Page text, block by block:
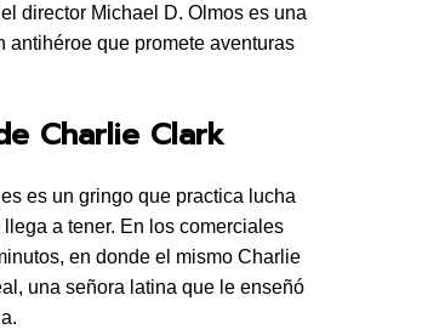
director Michael D. Olmos es una
antihéroe que promete aventuras
Charlie Clark
es un gringo que practica lucha
a tener. En los comerciales
en donde el mismo Charlie
una señora latina que le enseñó